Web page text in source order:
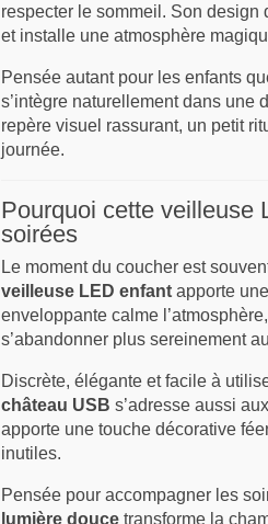
respecter le sommeil. Son design
et installe une atmosphère
Pensée autant pour les enfants
s’intègre naturellement dans une
repère visuel rassurant, un petit
journée.
Pourquoi cette veilleuse
soirées
Le moment du coucher est
veilleuse LED enfant apporte
enveloppante calme
s’abandonner plus sereinement
Discrète, élégante et facile à
château USB s’adresse aussi
apporte une touche décorative
inutiles.
Pensée pour accompagner les
lumière douce transforme la